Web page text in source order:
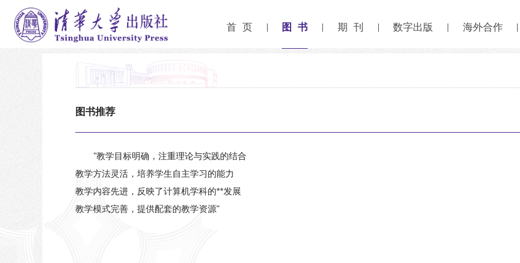
首 页 图 书 期 刊 数字出版 海外合作
图书推荐
"教学目标明确，注重理论与实践的结合
教学方法灵活，培养学生自主学习的能力
教学内容先进，反映了计算机学科的**发展
教学模式完善，提供配套的教学资源"